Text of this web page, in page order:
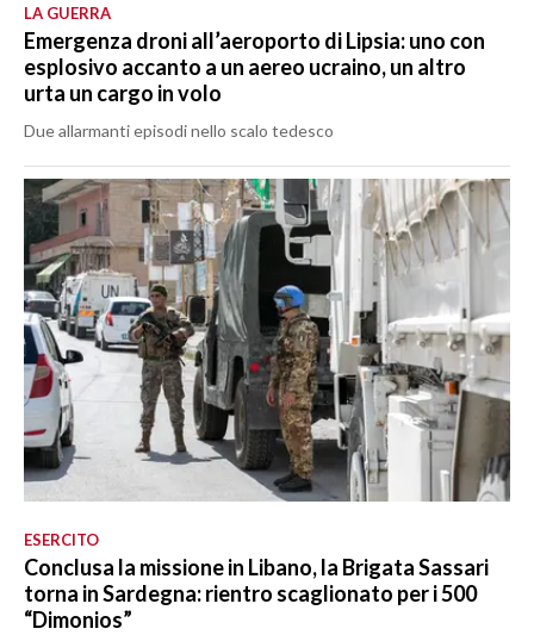
LA GUERRA
Emergenza droni all’aeroporto di Lipsia: uno con
esplosivo accanto a un aereo ucraino, un altro
urta un cargo in volo
Due allarmanti episodi nello scalo tedesco
ESERCITO
Conclusa la missione in Libano, la Brigata Sassari
torna in Sardegna: rientro scaglionato per i 500
“Dimonios”